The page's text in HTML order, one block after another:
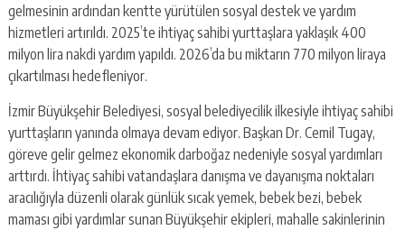
gelmesinin ardından kentte yürütülen sosyal destek ve yardım
hizmetleri artırıldı. 2025’te ihtiyaç sahibi yurttaşlara yaklaşık 400
milyon lira nakdi yardım yapıldı. 2026’da bu miktarın 770 milyon liraya
çıkartılması hedefleniyor.
İzmir Büyükşehir Belediyesi, sosyal belediyecilik ilkesiyle ihtiyaç sahibi
yurttaşların yanında olmaya devam ediyor. Başkan Dr. Cemil Tugay,
göreve gelir gelmez ekonomik darboğaz nedeniyle sosyal yardımları
arttırdı. İhtiyaç sahibi vatandaşlara danışma ve dayanışma noktaları
aracılığıyla düzenli olarak günlük sıcak yemek, bebek bezi, bebek
maması gibi yardımlar sunan Büyükşehir ekipleri, mahalle sakinlerinin